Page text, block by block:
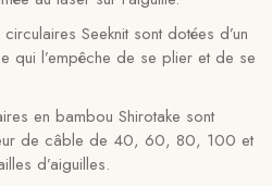
Seeknit sont dotées d’un
qui l’empêche de se plier et de se
en bambou Shirotake sont
de câble de 40, 60, 80, 100 et
d’aiguilles.